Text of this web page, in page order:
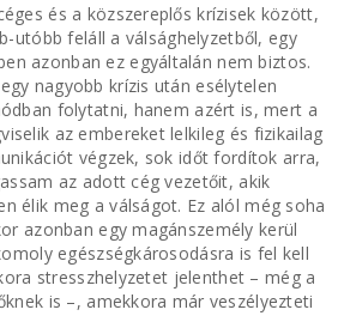
és a közszereplős krízisek között,
utóbb feláll a válsághelyzetből, egy
azonban ez egyáltalán nem biztos.
nagyobb krízis után esélytelen
folytatni, hanem azért is, mert a
az embereket lelkileg és fizikailag
végzek, sok időt fordítok arra,
az adott cég vezetőit, akik
élik meg a válságot. Ez alól még soha
azonban egy magánszemély kerül
egészségkárosodásra is fel kell
stresszhelyzetet jelenthet – még a
is –, amekkora már veszélyezteti